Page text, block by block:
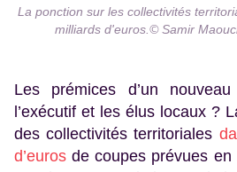
La ponction sur les collectivités
milliards d'euros.© Samir
Les prémices d’un nouveau
l’exécutif et les élus locaux ?
des collectivités territoriales
d’euros de coupes prévues